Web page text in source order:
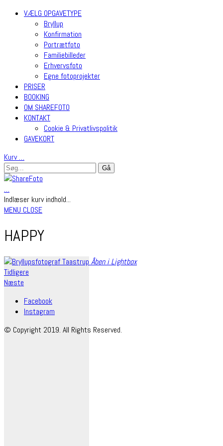
VÆLG OPGAVETYPE
Bryllup
Konfirmation
Portrætfoto
Familiebilleder
Erhvervsfoto
Egne fotoprojekter
PRISER
BOOKING
OM SHAREFOTO
KONTAKT
Cookie & Privatlivspolitik
GAVEKORT
Kurv…
…
Indlæser kurv indhold...
MENU CLOSE
HAPPY
Åben i Lightbox
Tidligere
Næste
Facebook
Instagram
© Copyright 2019. All Rights Reserved.